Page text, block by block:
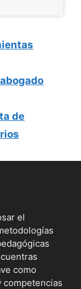
de
el
como